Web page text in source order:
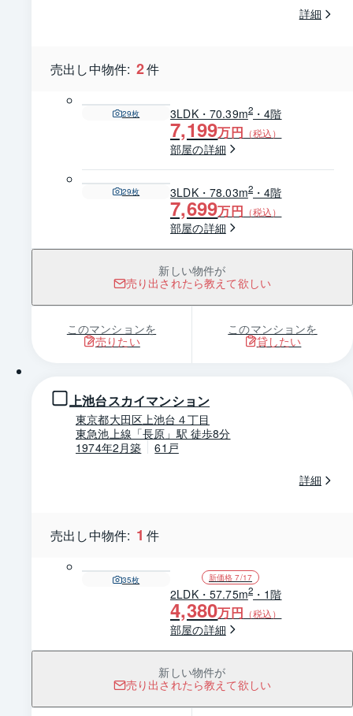
詳細
売出し中物件: 2件
29枚 3LDK・70.39m2 ・4階
7,199万円 （税込）
部屋の詳細
29枚 3LDK・78.03m2 ・4階
7,699万円 （税込）
部屋の詳細
新しい物件が
売り出されたら教えて欲しい
このマンションを
売りたい
このマンションを
貸したい
上池台スカイマンション
東京都大田区上池台４丁目
東急池上線「長原」駅 徒歩8分
1974年2月築
61戸
詳細
売出し中物件: 1 件
35枚 新価格 7/17
2LDK・57.75m2 ・1階
4,380万円 （税込）
部屋の詳細
新しい物件が
売り出されたら教えて欲しい